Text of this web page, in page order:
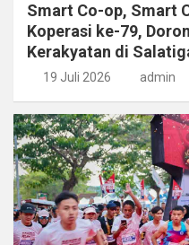
Smart Co-op, Smart
Koperasi ke-79,
Kerakyatan di
19 Juli 2026 admin